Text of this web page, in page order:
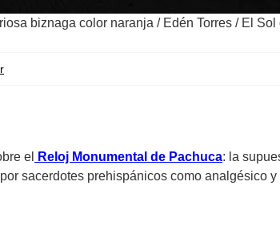
biznaga color naranja / Edén Torres / El
el Reloj Monumental de Pachuca: la
sacerdotes prehispánicos como analgésico